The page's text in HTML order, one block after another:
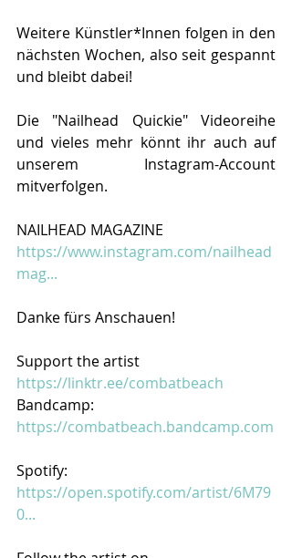
Weitere Künstler*Innen folgen in den
nächsten Wochen, also seit gespannt
und bleibt dabei!
Die "Nailhead Quickie" Videoreihe
und vieles mehr könnt ihr auch auf
unserem Instagram-Account
mitverfolgen.
NAILHEAD MAGAZINE
https://www.instagram.com/nailhead
mag...
Danke fürs Anschauen!
Support the artist
https://linktr.ee/combatbeach
Bandcamp:
https://combatbeach.bandcamp.com
Spotify:
https://open.spotify.com/artist/6M79
0...